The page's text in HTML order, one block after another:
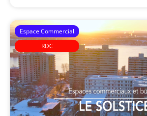
Espace Commercial
RDC
Arbois